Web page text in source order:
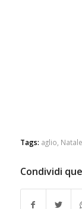
Tags: aglio Natale
Condividi